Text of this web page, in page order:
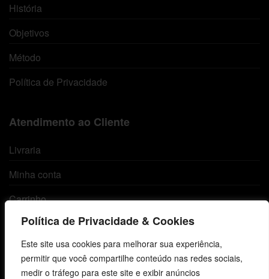
Política de Privacidade & Cookies
Este site usa cookies para melhorar sua experiência,
permitir que você compartilhe conteúdo nas redes sociais,
medir o tráfego para este site e exibir anúncios
História
Objetivos
Método
Política de Privacidade
Atendimento ao Cliente
Livraria
Minha conta
Carrinho
Lista de Desejos
Termos e Condições